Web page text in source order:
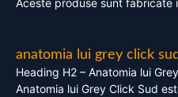
Aceste produse sunt fabricate
anatomia lui grey click sud
Heading H2 – Anatomia lui
Anatomia lui Grey Click Sud